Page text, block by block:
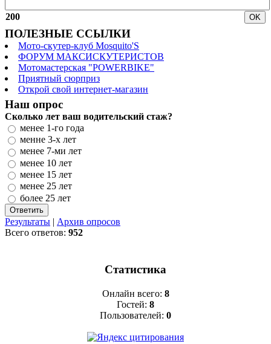
200
ПОЛЕЗНЫЕ ССЫЛКИ
Мото-скутер-клуб Mosquito'S
ФОРУМ МАКСИСКУТЕРИСТОВ
Мотомастерская "POWERBIKE"
Приятный сюрприз
Открой свой интернет-магазин
Наш опрос
Сколько лет ваш водительский стаж?
менее 1-го года
менне 3-х лет
менее 7-ми лет
менее 10 лет
менее 15 лет
менее 25 лет
более 25 лет
Результаты | Архив опросов
Всего ответов: 952
Статистика
Онлайн всего: 8
Гостей: 8
Пользователей: 0